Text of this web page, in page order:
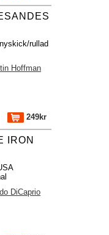
rullad
Hoffman
249kr
IRON
DiCaprio